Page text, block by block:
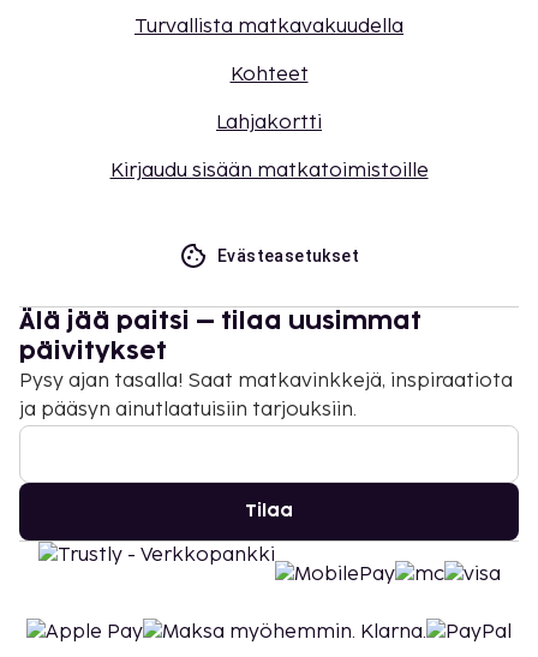
Turvallista matkavakuudella
Kohteet
Lahjakortti
Kirjaudu sisään matkatoimistoille
Evästeasetukset
Älä jää paitsi – tilaa uusimmat
päivitykset
Pysy ajan tasalla! Saat matkavinkkejä, inspiraatiota
ja pääsyn ainutlaatuisiin tarjouksiin.
Tilaa